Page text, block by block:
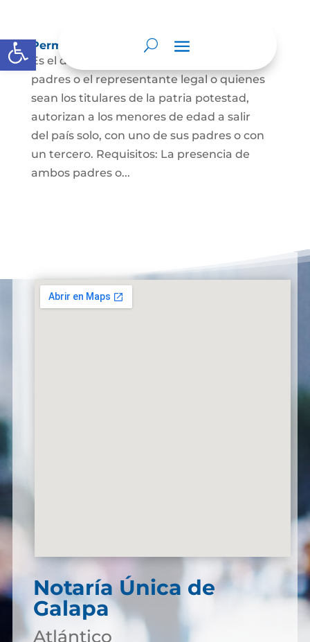
Abrir barra de herramientas
Permisos de salida de país temporal
Es el documento mediante el cual los
padres o el representante legal o quienes
sean los titulares de la patria potestad,
autorizan a los menores de edad a salir
del país solo, con uno de sus padres o con
un tercero. Requisitos: La presencia de
ambos padres o...
Notaría Única de
Galapa
Atlántico